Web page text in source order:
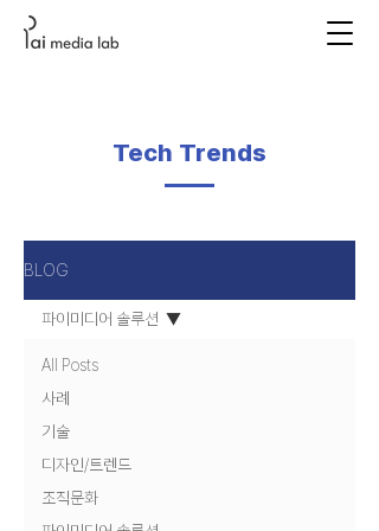
Tech Trends
BLOG
All Posts
사례
기술
디자인/트렌드
조직문화
파이미디어 솔루션